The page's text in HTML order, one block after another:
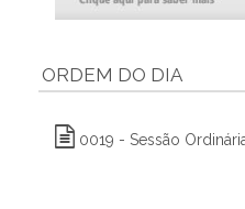
ORDEM DO DIA
0019 - Sessão